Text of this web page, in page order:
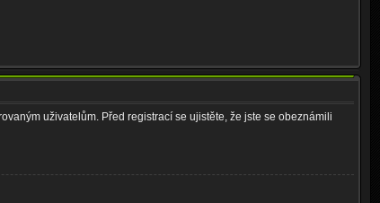
uživatelům. Před registrací se ujistěte, že jste se obeznámili